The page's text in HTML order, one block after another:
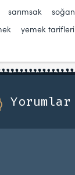
sarımsak soğan
yemek tarifleri
Yorumlar